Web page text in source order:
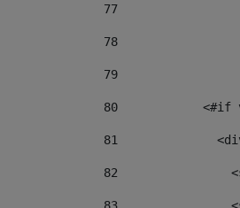
77
78
79
80
<#if
81
82
83